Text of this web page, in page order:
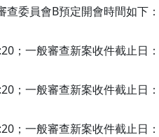
委員會B預定開會時間如下：
；一般審查新案收件截止日
；一般審查新案收件截止日
；一般審查新案收件截止日